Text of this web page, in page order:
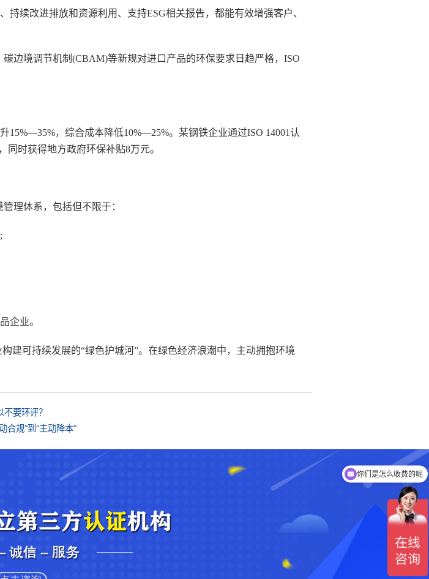
续改进排放和资源利用、支持ESG相关报告，都能有效增强客户、
边境调节机制(CBAM)等新规对进口产品的环保要求日趋严格，ISO
15%—35%，综合成本降低10%—25%。某钢铁企业通过ISO 14001认
同时获得地方政府环保补贴8万元。
理体系，包括但不限于：
企业。
建可持续发展的“绿色护城河”。在绿色经济浪潮中，主动拥抱环境
要环评？
合规”到“主动降本”
你们是怎么收费的呢
现在有优惠活动吗